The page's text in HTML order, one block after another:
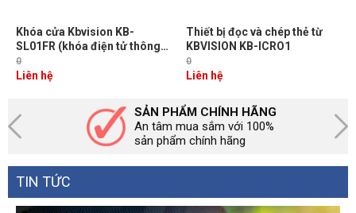
Khóa cửa Kbvision KB-
SL01FR (khóa điện tử thông
minh dành cho nhà riêng)
0
Liên hệ
Thiết bị đọc và chép thẻ từ
KBVISION KB-ICRO1
0
Liên hệ
SẢN PHẨM CHÍNH HÃNG
An tâm mua sắm với 100%
sản phẩm chính hãng
TIN TỨC